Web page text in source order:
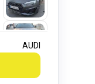
AUDI